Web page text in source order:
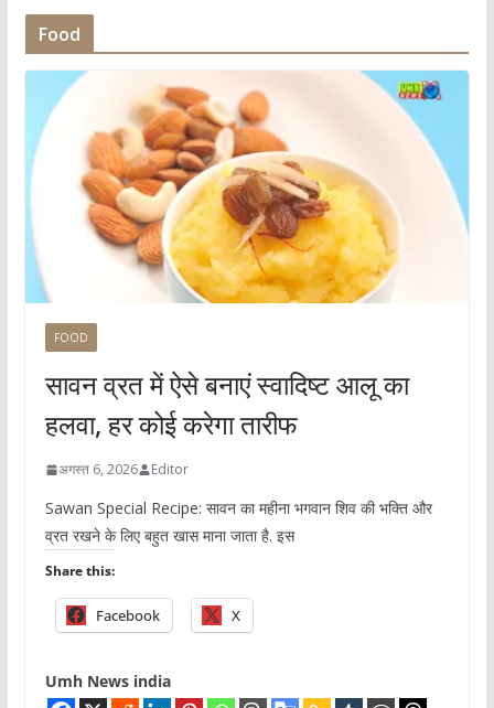
Food
FOOD
सावन व्रत में ऐसे बनाएं स्वादिष्ट आलू का
हलवा, हर कोई करेगा तारीफ
अगस्त 6, 2026 Editor
Sawan Special Recipe: सावन का महीना भगवान शिव की भक्ति और
व्रत रखने के लिए बहुत खास माना जाता है. इस
Share this:
Facebook X
Umh News india